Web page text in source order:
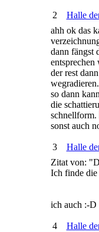
2 Halle
ahh ok das
dann fängst
entsprechen
der rest
wegradieren.
so dann
die
schnellform.
sonst auch
3 Halle
Zitat von:
Ich finde die
ich auch :-D
4 Halle